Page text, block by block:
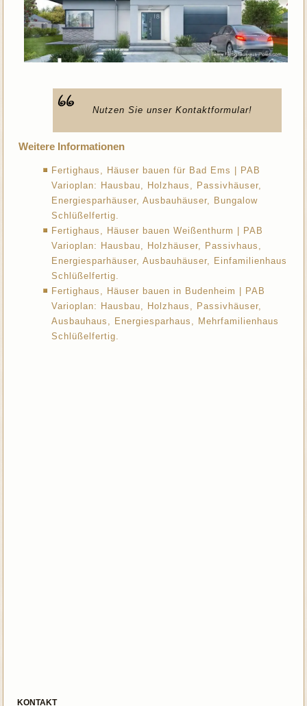
Nutzen Sie unser Kontaktformular!
Weitere Informationen
Fertighaus, Häuser bauen für Bad Ems | PAB
Varioplan: Hausbau, Holzhaus, Passivhäuser,
Energiesparhäuser, Ausbauhäuser, Bungalow
Schlüßelfertig.
Fertighaus, Häuser bauen Weißenthurm | PAB
Varioplan: Hausbau, Holzhäuser, Passivhaus,
Energiesparhäuser, Ausbauhäuser, Einfamilienhaus
Schlüßelfertig.
Fertighaus, Häuser bauen in Budenheim | PAB
Varioplan: Hausbau, Holzhaus, Passivhäuser,
Ausbauhaus, Energiesparhaus, Mehrfamilienhaus
Schlüßelfertig.
KONTAKT